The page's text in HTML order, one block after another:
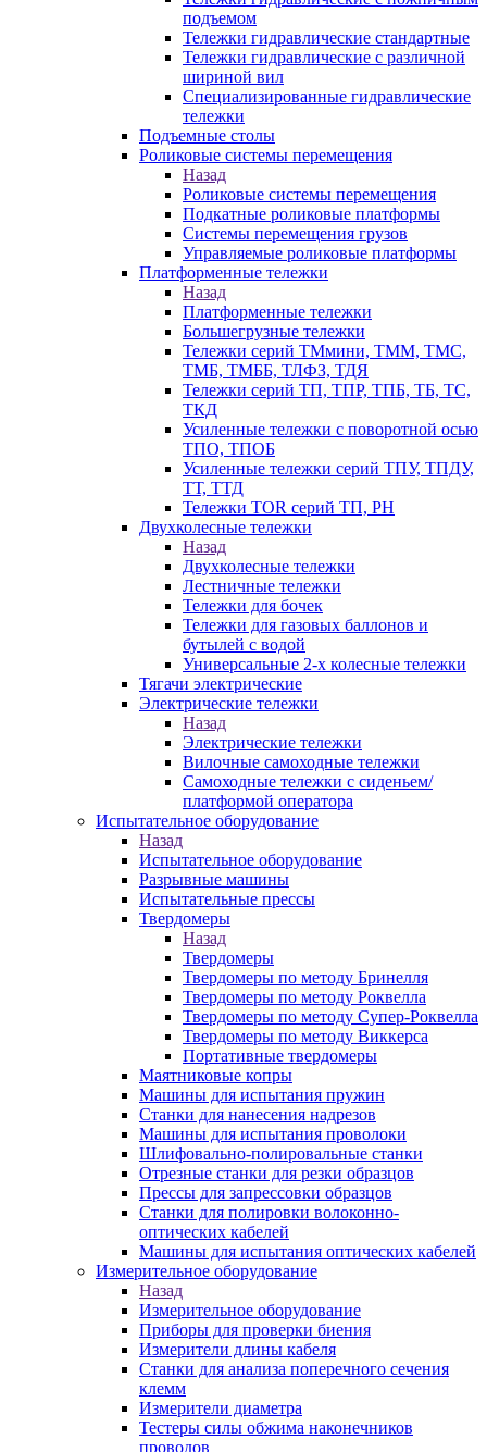
подъемом
Тележки гидравлические стандартные
Тележки гидравлические с различной
шириной вил
Специализированные гидравлические
тележки
Подъемные столы
Роликовые системы перемещения
Назад
Роликовые системы перемещения
Подкатные роликовые платформы
Системы перемещения грузов
Управляемые роликовые платформы
Платформенные тележки
Назад
Платформенные тележки
Большегрузные тележки
Тележки серий ТМмини, ТММ, ТМС,
ТМБ, ТМББ, ТЛФЗ, ТДЯ
Тележки серий ТП, ТПР, ТПБ, ТБ, ТС,
ТКД
Усиленные тележки с поворотной осью
ТПО, ТПОБ
Усиленные тележки серий ТПУ, ТПДУ,
ТТ, ТТД
Тележки TOR серий ТП, PH
Двухколесные тележки
Назад
Двухколесные тележки
Лестничные тележки
Тележки для бочек
Тележки для газовых баллонов и
бутылей с водой
Универсальные 2-х колесные тележки
Тягачи электрические
Электрические тележки
Назад
Электрические тележки
Вилочные самоходные тележки
Самоходные тележки с сиденьем/
платформой оператора
Испытательное оборудование
Назад
Испытательное оборудование
Разрывные машины
Испытательные прессы
Твердомеры
Назад
Твердомеры
Твердомеры по методу Бринелля
Твердомеры по методу Роквелла
Твердомеры по методу Супер-Роквелла
Твердомеры по методу Виккерса
Портативные твердомеры
Маятниковые копры
Машины для испытания пружин
Станки для нанесения надрезов
Машины для испытания проволоки
Шлифовально-полировальные станки
Отрезные станки для резки образцов
Прессы для запрессовки образцов
Станки для полировки волоконно-
оптических кабелей
Машины для испытания оптических кабелей
Измерительное оборудование
Назад
Измерительное оборудование
Приборы для проверки биения
Измерители длины кабеля
Станки для анализа поперечного сечения
клемм
Измерители диаметра
Тестеры силы обжима наконечников
проводов